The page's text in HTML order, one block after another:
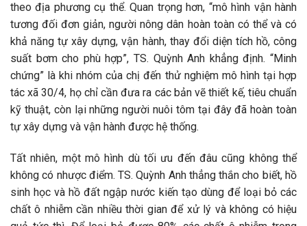
theo địa phương cụ thể. Quan trọng hơn, “mô hình vận hành
tương đối đơn giản, người nông dân hoàn toàn có thể và có
khả năng tự xây dựng, vận hành, thay đổi diện tích hồ, công
suất bơm cho phù hợp”, TS. Quỳnh Anh khẳng định. “Minh
chứng” là khi nhóm của chị đến thử nghiệm mô hình tại hợp
tác xã 30/4, họ chỉ cần đưa ra các bản vẽ thiết kế, tiêu chuẩn
kỹ thuật, còn lại những người nuôi tôm tại đây đã hoàn toàn
tự xây dựng và vận hành được hệ thống.
Tất nhiên, một mô hình dù tối ưu đến đâu cũng không thể
không có nhược điểm. TS. Quỳnh Anh thẳng thắn cho biết, hồ
sinh học và hồ đất ngập nước kiến tạo dùng để loại bỏ các
chất ô nhiễm cần nhiều thời gian để xử lý và không có hiệu